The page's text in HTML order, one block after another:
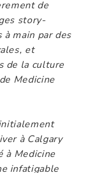
de
story-
main par des
et
de la culture
Medicine
à Calgary
à Medicine
infatigable